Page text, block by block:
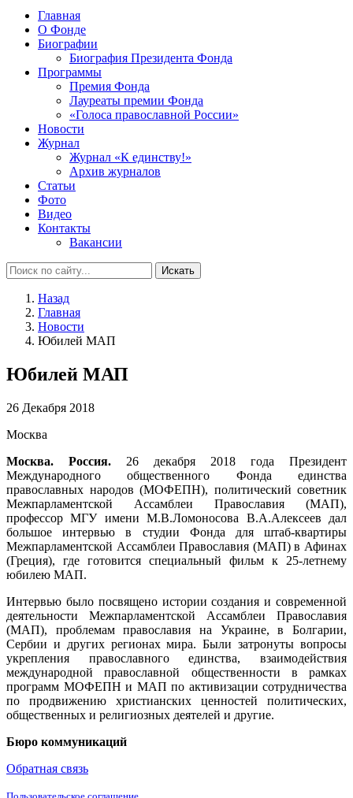
Главная
О Фонде
Биографии
Биография Президента Фонда
Программы
Премия Фонда
Лауреаты премии Фонда
«Голоса православной России»
Новости
Журнал
Журнал «К единству!»
Архив журналов
Статьи
Фото
Видео
Контакты
Вакансии
Искать
Назад
Главная
Новости
Юбилей МАП
Юбилей МАП
26 Декабря 2018
Москва
Москва. Россия. 26 декабря 2018 года Президент
Международного общественного Фонда единства
православных народов (МОФЕПН), политический советник
Межпарламентской Ассамблеи Православия (МАП),
профессор МГУ имени М.В.Ломоносова В.А.Алексеев дал
большое интервью в студии Фонда для штаб-квартиры
Межпарламентской Ассамблеи Православия (МАП) в Афинах
(Греция), где готовится специальный фильм к 25-летнему
юбилею МАП.
Интервью было посвящено истории создания и современной
деятельности Межпарламентской Ассамблеи Православия
(МАП), проблемам православия на Украине, в Болгарии,
Сербии и других регионах мира. Были затронуты вопросы
укрепления православного единства, взаимодействия
международной православной общественности в рамках
программ МОФЕПН и МАП по активизации сотрудничества
по продвижению христианских ценностей политических,
общественных и религиозных деятелей и другие.
Бюро коммуникаций
Обратная связь